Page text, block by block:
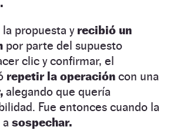
propuesta y recibió un
por parte del supuesto
clic y confirmar, el
repetir la operación con una
alegando que quería
Fue entonces cuando la
sospechar.